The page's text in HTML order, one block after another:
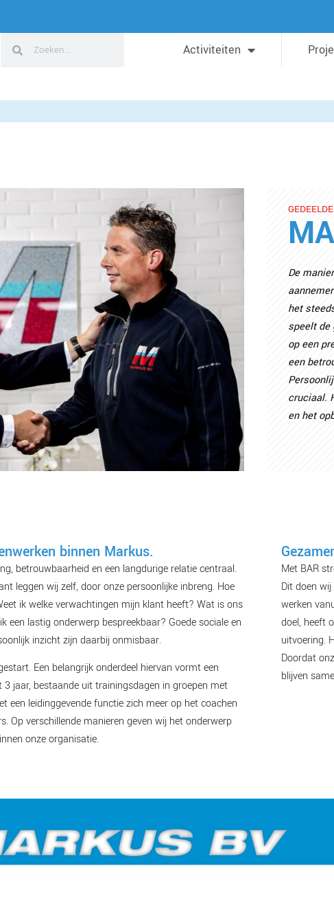
Activiteiten
De
het
speelt de
op een
een
cruciaal.
en het
binnen Markus.
betrouwbaarheid en een langdurige relatie centraal.
leggen wij zelf, door onze persoonlijke inbreng. Hoe
ik welke verwachtingen mijn klant heeft? Wat is ons
een lastig onderwerp bespreekbaar? Goede sociale en
inzicht zijn daarbij onmisbaar.
Een belangrijk onderdeel hiervan vormt een
jaar, bestaande uit trainingsdagen in groepen met
een leidinggevende functie zich meer op het coachen
Op verschillende manieren geven wij het onderwerp
onze organisatie.
Met BAR
Dit doen
werken
doel, heeft
uitvoering.
Doordat
blijven